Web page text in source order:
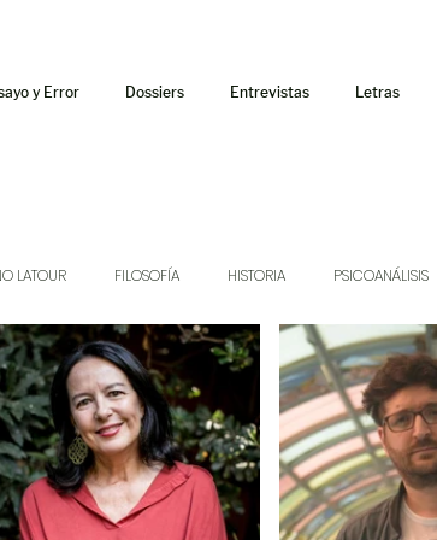
y Error Dossiers Entrevistas Letras
LATOUR FILOSOFÍA HISTORIA PSICOANÁLISIS
MÚSICA JUKEBOX TALLERES Y CURSOS
ORÁCULO AFUERISMOS POESÍA ENSAYO